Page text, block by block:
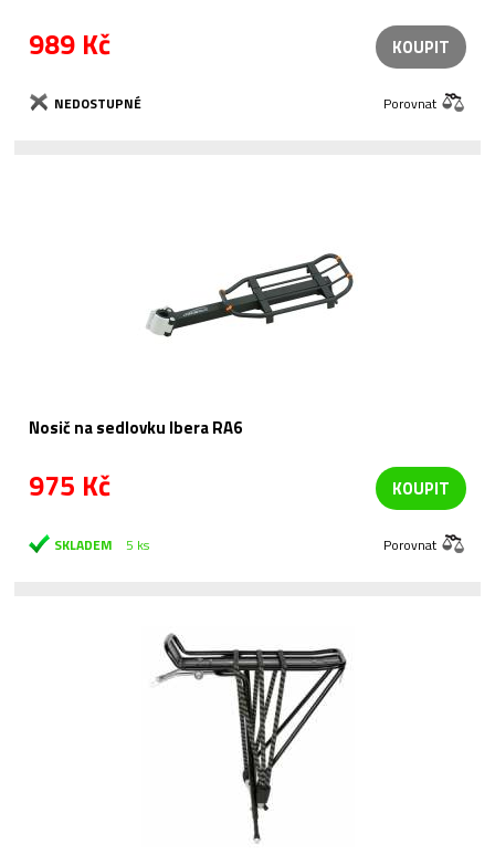
989 Kč KOUPIT
NEDOSTUPNÉ Porovnat
Nosič na sedlovku Ibera RA6
975 Kč KOUPIT
SKLADEM 5 ks Porovnat